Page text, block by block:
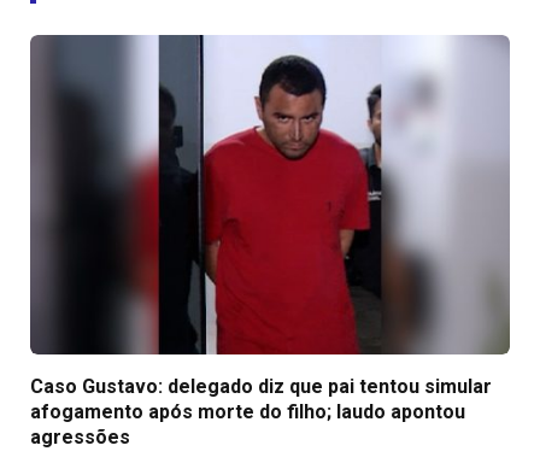
Caso Gustavo: delegado diz que pai tentou simular
afogamento após morte do filho; laudo apontou
agressões